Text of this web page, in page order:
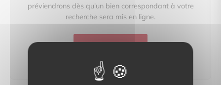
préviendrons dès qu'un bien correspondant à votre
recherche sera mis en ligne.